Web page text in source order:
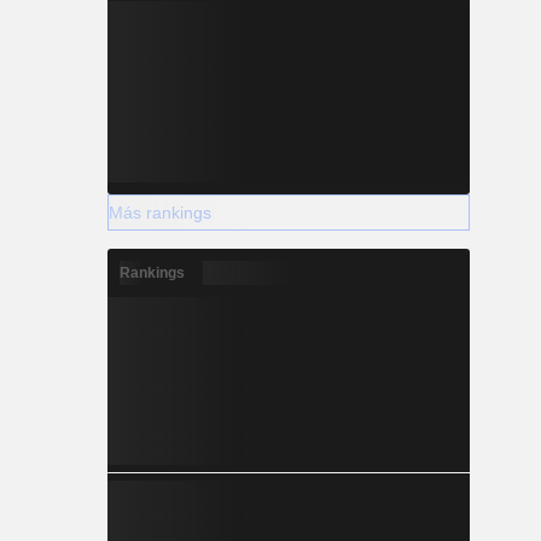
Más rankings
Rankings